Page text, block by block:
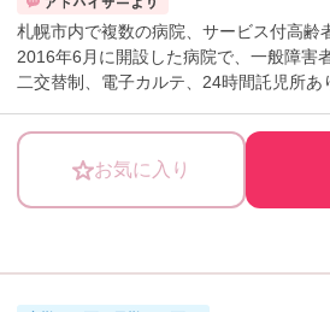
札幌市内で複数の病院、サービス付高齢
2016年6月に開設した病院で、一般障
二交替制、電子カルテ、24時間託児所
お気に入り